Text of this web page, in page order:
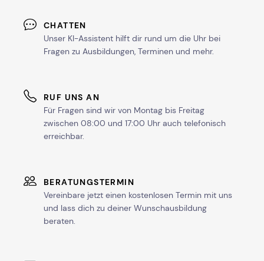
CHATTEN
Unser KI-Assistent hilft dir rund um die Uhr bei
Fragen zu Ausbildungen, Terminen und mehr.
RUF UNS AN
Für Fragen sind wir von Montag bis Freitag
zwischen 08:00 und 17:00 Uhr auch telefonisch
erreichbar.
BERATUNGSTERMIN
Vereinbare jetzt einen kostenlosen Termin mit uns
und lass dich zu deiner Wunschausbildung
beraten.